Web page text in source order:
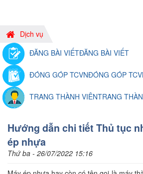
Dịch vụ
ĐĂNG BÀI VIẾTĐĂNG BÀI VIẾT
ĐÓNG GÓP TCVNĐÓNG GÓP
TRANG THÀNH VIÊNTRANG
Hướng dẫn chi tiết Thủ tục
ép nhựa
Thứ ba - 26/07/2022 15:16